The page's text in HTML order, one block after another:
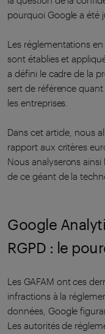
pourquoi Google a été
Les réglementations
sont établies et
a défini le cadre de la
sert de référence
les entreprises.
Dans cet article, nous
rapport aux critères
Nous analyserons
de ce géant de la
Google
RGPD : le
Les GAFAM ont ces
infractions à la
données, Google
Les autorités de